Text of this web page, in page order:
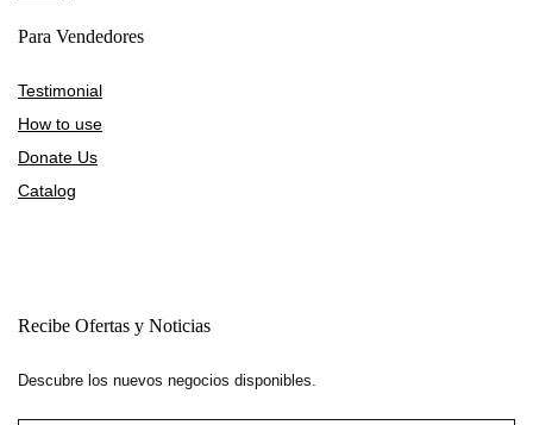
Para Vendedores
Testimonial
How to use
Donate Us
Catalog
Recibe Ofertas y Noticias
Descubre los nuevos negocios disponibles.